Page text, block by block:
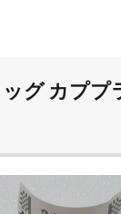
グ カププ